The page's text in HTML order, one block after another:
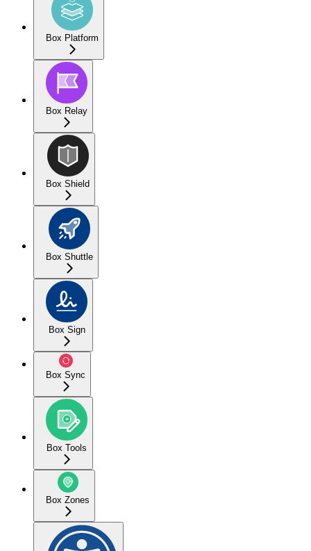
Box Platform
Box Relay
Box Shield
Box Shuttle
Box Sign
Box Sync
Box Tools
Box Zones